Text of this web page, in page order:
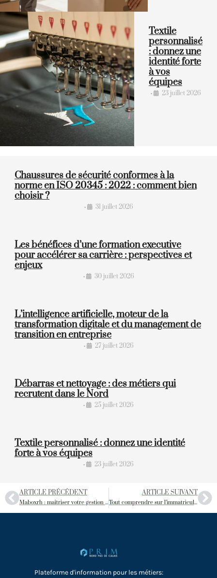
Textile
personnalisé
: donnez une
identité forte
à vos
équipes
• 23 juillet 2026
Chaussures de sécurité conformes à la
norme en ISO 20345 : 2022 : comment bien
choisir ?
• 31 juillet 2026
Les bénéfices d’une formation executive
pour accélérer sa carrière : perspectives et
enjeux
• 30 juillet 2026
L’intelligence artificielle, moteur de la
transformation digitale et du management de
transition en entreprise
• 27 juillet 2026
Débarras et nettoyage : des métiers qui
recrutent dans le Nord
• 25 juillet 2026
Textile personnalisé : donnez une identité
forte à vos équipes
• 23 juillet 2026
ARTICLE PRÉCÉDENT
Maboxrh : maîtriser votre gestion RH avec facilité et efficacité
ARTICLE SUIVANT
Tout comprendre sur l’immatriculation INSEE et son impact légal pour votre entreprise
Plateforme d'information pour les métiers: